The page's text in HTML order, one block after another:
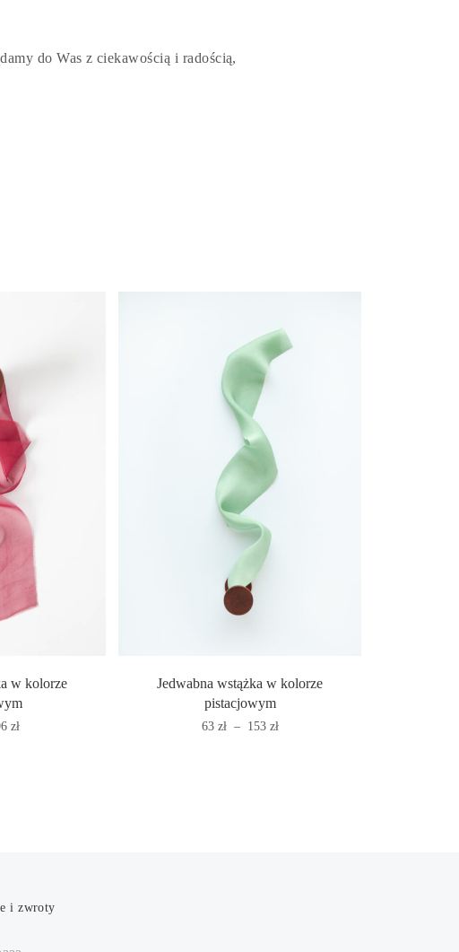
do Was z ciekawością i radością,
w kolorze
zł
Jedwabna wstążka w kolorze
pistacjowym
63 zł – 153 zł
i zwroty